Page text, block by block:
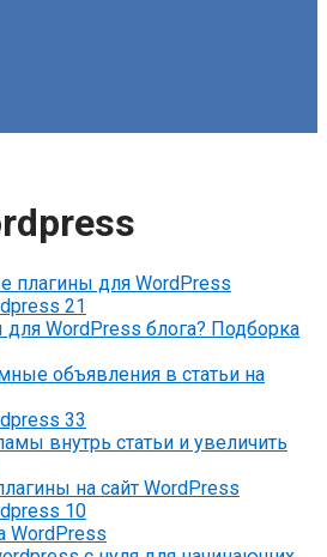
21
WordPress блога? Подборка
33
внутрь статьи и увеличить
10
WordPress